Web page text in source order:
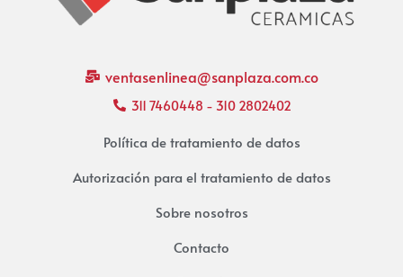
ventasenlinea@sanplaza.com.co
311 7460448 - 310 2802402
Política de tratamiento de datos
Autorización para el tratamiento de datos
Sobre nosotros
Contacto